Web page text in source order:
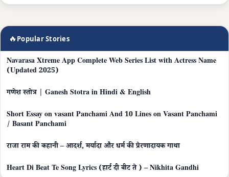
🔥 Popular Stories
Navarasa Xtreme App Complete Web Series List with Actress Name
(Updated 2025)
गणेश स्तोत्र | Ganesh Stotra in Hindi & English
Short Essay on vasant Panchami And 10 Lines on Vasant Panchami
/ Basant Panchami
राजा राम की कहानी – आदर्श, मर्यादा और धर्म की प्रेरणादायक गाथा
Heart Di Beat Te Song Lyrics (हार्ट दी बीट ते ) – Nikhita Gandhi